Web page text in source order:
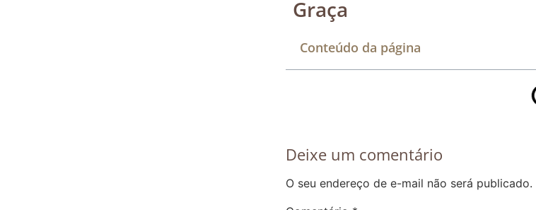
Graça
Conteúdo da página
Deixe um comentário
O seu endereço de e-mail não será publicado.